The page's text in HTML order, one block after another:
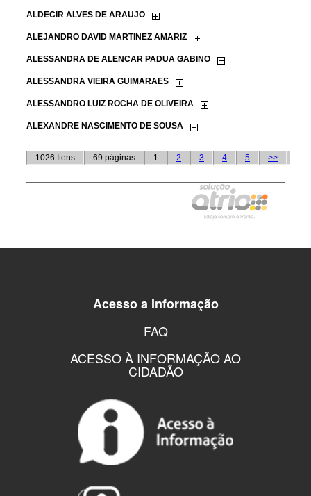
Acesso a Informação
FAQ
ACESSO À INFORMAÇÃO AO
CIDADÃO